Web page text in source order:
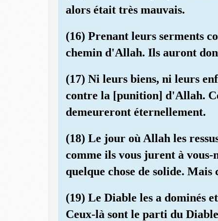
alors était très mauvais.
(16) Prenant leurs serments
chemin d'Allah. Ils auront
(17) Ni leurs biens, ni leurs
contre la [punition] d'Allah.
demeureront éternellement.
(18) Le jour où Allah les
comme ils vous jurent à vous-
quelque chose de solide. Mais
(19) Le Diable les a dominés
Ceux-là sont le parti du